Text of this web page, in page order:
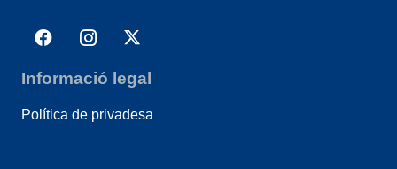
Informació legal
Política de privadesa